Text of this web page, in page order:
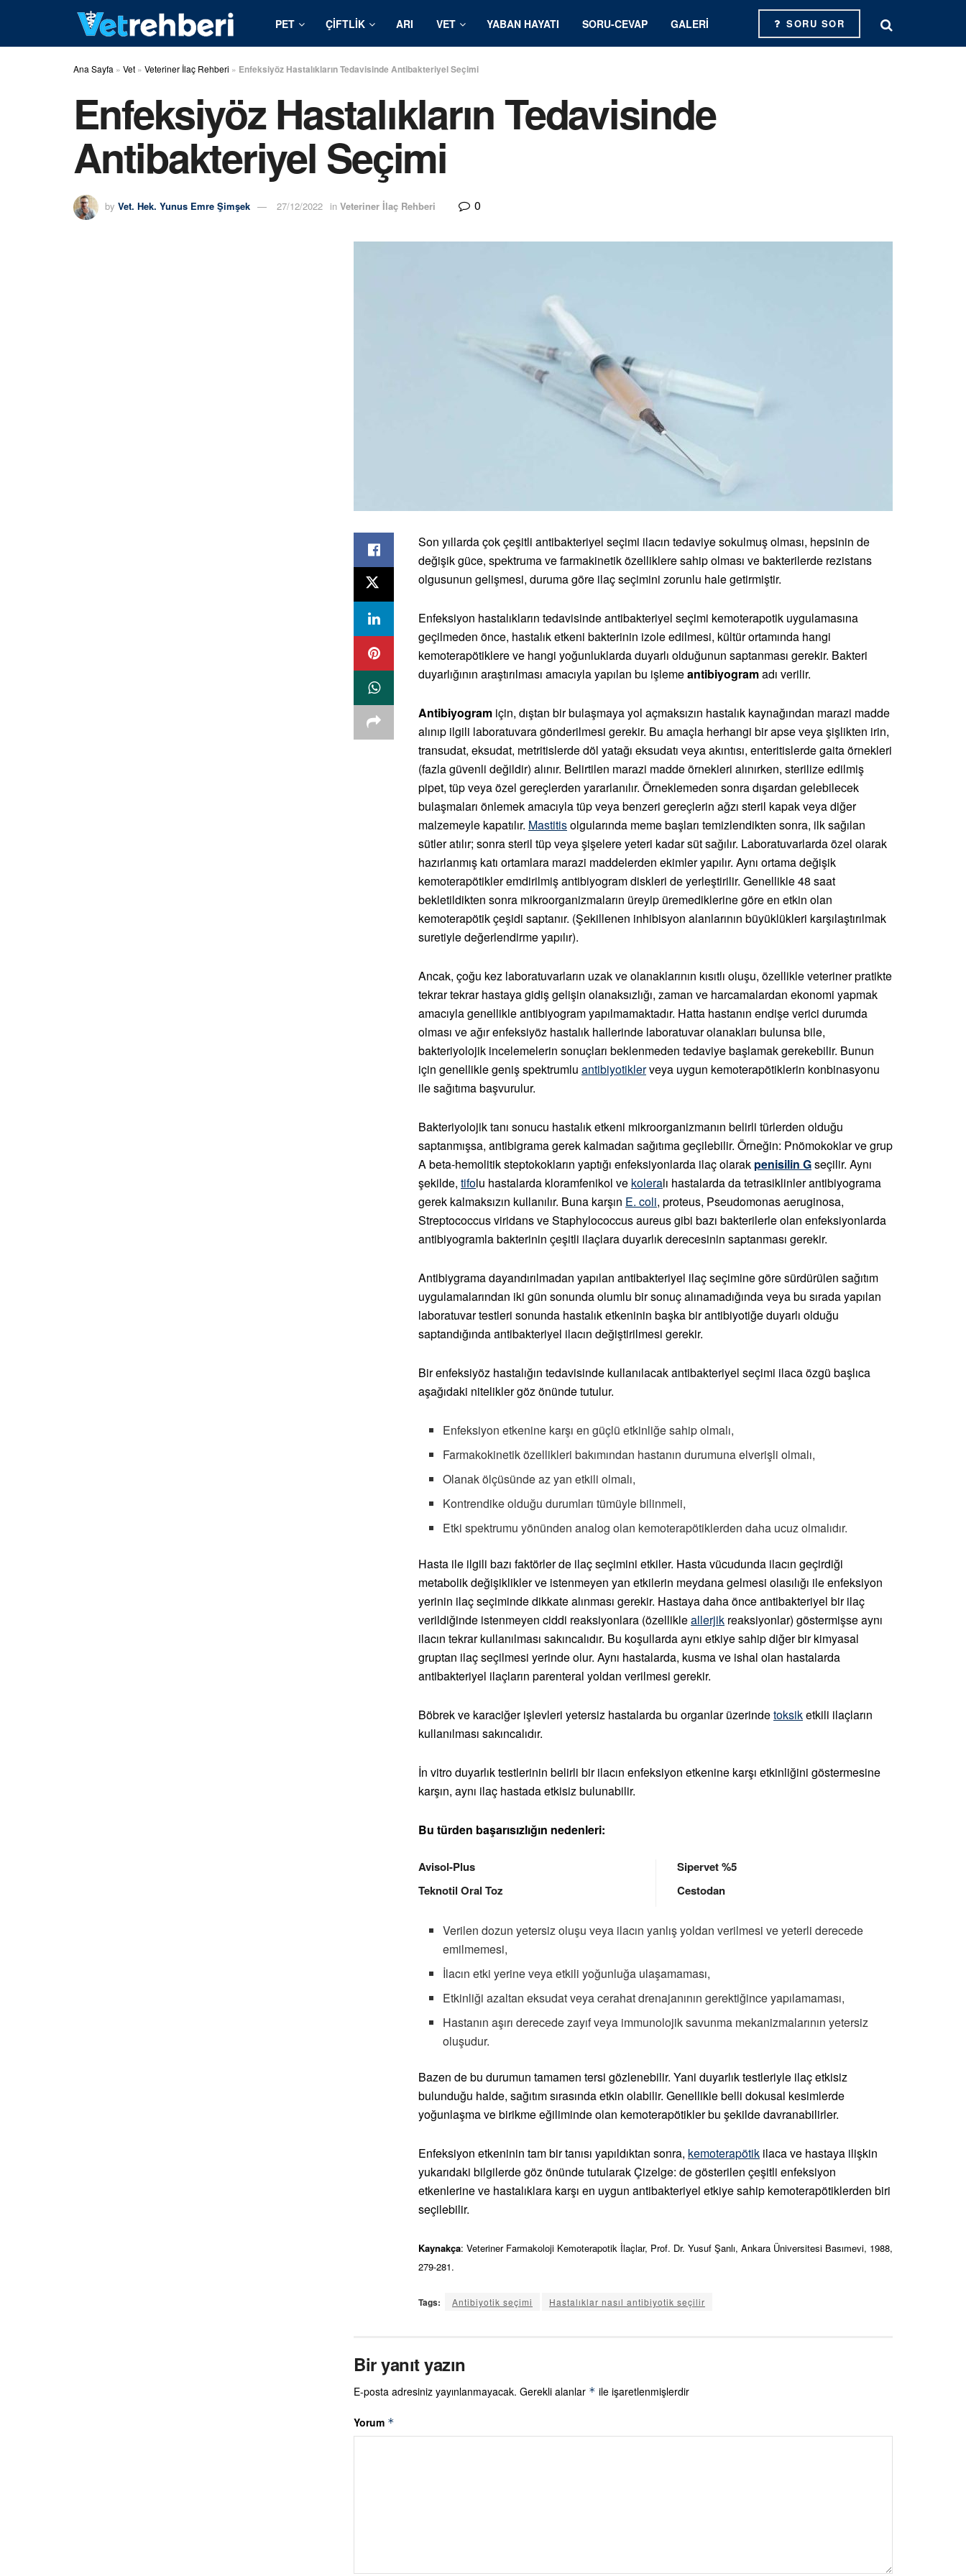
PET ÇIFTLIK ARI VET YABAN HAYATI SORU-CEVAP GALERI SORU SOR
Ana Sayfa » Vet » Veteriner İlaç Rehberi » Enfeksiyöz Hastalıkların Tedavisinde Antibakteriyel Seçimi
Enfeksiyöz Hastalıkların Tedavisinde
Antibakteriyel Seçimi
by Vet. Hek. Yunus Emre Şimşek 27/12/2022 in Veteriner İlaç Rehberi 0
Son yıllarda çok çeşitli antibakteriyel seçimi ilacın tedaviye sokulmuş olması, hepsinin de
değişik güce, spektruma ve farmakinetik özelliklere sahip olması ve bakterilerde rezistans
olgusunun gelişmesi, duruma göre ilaç seçimini zorunlu hale getirmiştir.
Enfeksiyon hastalıkların tedavisinde antibakteriyel seçimi kemoterapotik uygulamasına
geçilmeden önce, hastalık etkeni bakterinin izole edilmesi, kültür ortamında hangi
kemoterapötiklere ve hangi yoğunluklarda duyarlı olduğunun saptanması gerekir. Bakteri
duyarlığının araştırılması amacıyla yapılan bu işlemeantibiyogramadı verilir.
Antibiyogram için, dıştan bir bulaşmaya yol açmaksızın hastalık kaynağından marazi madde
alınıp ilgili laboratuvara gönderilmesi gerekir. Bu amaçla herhangi bir apse veya şişlikten irin,
transudat, eksudat, metritislerde döl yatağı eksudatı veya akıntısı, enteritislerde gaita örnekleri
(fazla güvenli değildir) alınır. Belirtilen marazi madde örnekleri alınırken, sterilize edilmiş
pipet, tüp veya özel gereçlerden yararlanılır. Örneklemeden sonra dışardan gelebilecek
bulaşmaları önlemek amacıyla tüp veya benzeri gereçlerin ağzı steril kapak veya diğer
malzemeyle kapatılır. Mastitisolgularında meme başları temizlendikten sonra, ilk sağılan
sütler atılır; sonra steril tüp veya şişelere yeteri kadar süt sağılır. Laboratuvarlarda özel olarak
hazırlanmış katı ortamlara marazi maddelerden ekimler yapılır. Aynı ortama değişik
kemoterapötikler emdirilmiş antibiyogram diskleri de yerleştirilir. Genellikle 48 saat
bekletildikten sonra mikroorganizmaların üreyip üremediklerine göre en etkin olan
kemoterapötik çeşidi saptanır. (Şekillenen inhibisyon alanlarının büyüklükleri karşılaştırılmak
suretiyle değerlendirme yapılır).
Ancak, çoğu kez laboratuvarların uzak ve olanaklarının kısıtlı oluşu, özellikle veteriner pratikte
tekrar tekrar hastaya gidiş gelişin olanaksızlığı, zaman ve harcamalardan ekonomi yapmak
amacıyla genellikle antibiyogram yapılmamaktadır. Hatta hastanın endişe verici durumda
olması ve ağır enfeksiyöz hastalık hallerinde laboratuvar olanakları bulunsa bile,
bakteriyolojik incelemelerin sonuçları beklenmeden tedaviye başlamak gerekebilir. Bunun
için genellikle geniş spektrumlu antibiyotiklerveya uygun kemoterapötiklerin konbinasyonu
ile sağıtıma başvurulur.
Bakteriyolojik tanı sonucu hastalık etkeni mikroorganizmanın belirli türlerden olduğu
saptanmışsa, antibigrama gerek kalmadan sağıtıma geçilebilir. Örneğin: Pnömokoklar ve grup
A beta-hemolitik steptokokların yaptığı enfeksiyonlarda ilaç olarak penisilin Gseçilir. Aynı
şekilde, tifolu hastalarda kloramfenikol ve koleralı hastalarda da tetrasiklinler antibiyograma
gerek kalmaksızın kullanılır. Buna karşın E. coli, proteus, Pseudomonas aeruginosa,
Streptococcus viridans ve Staphylococcus aureus gibi bazı bakterilerle olan enfeksiyonlarda
antibiyogramla bakterinin çeşitli ilaçlara duyarlık derecesinin saptanması gerekir.
Antibiygrama dayandırılmadan yapılan antibakteriyel ilaç seçimine göre sürdürülen sağıtım
uygulamalarından iki gün sonunda olumlu bir sonuç alınamadığında veya bu sırada yapılan
laboratuvar testleri sonunda hastalık etkeninin başka bir antibiyotiğe duyarlı olduğu
saptandığında antibakteriyel ilacın değiştirilmesi gerekir.
Bir enfeksiyöz hastalığın tedavisinde kullanılacak antibakteriyel seçimi ilaca özgü başlıca
aşağıdaki nitelikler göz önünde tutulur.
Enfeksiyon etkenine karşı en güçlü etkinliğe sahip olmalı,
Farmakokinetik özellikleri bakımından hastanın durumuna elverişli olmalı,
Olanak ölçüsünde az yan etkili olmalı,
Kontrendike olduğu durumları tümüyle bilinmeli,
Etki spektrumu yönünden analog olan kemoterapötiklerden daha ucuz olmalıdır.
Hasta ile ilgili bazı faktörler de ilaç seçimini etkiler. Hasta vücudunda ilacın geçirdiği
metabolik değişiklikler ve istenmeyen yan etkilerin meydana gelmesi olasılığı ile enfeksiyon
yerinin ilaç seçiminde dikkate alınması gerekir. Hastaya daha önce antibakteriyel bir ilaç
verildiğinde istenmeyen ciddi reaksiyonlara (özellikleallerjik reaksiyonlar) göstermişse aynı
ilacın tekrar kullanılması sakıncalıdır. Bu koşullarda aynı etkiye sahip diğer bir kimyasal
gruptan ilaç seçilmesi yerinde olur. Aynı hastalarda, kusma ve ishal olan hastalarda
antibakteriyel ilaçların parenteral yoldan verilmesi gerekir.
Böbrek ve karaciğer işlevleri yetersiz hastalarda bu organlar üzerindetoksiketkili ilaçların
kullanılması sakıncalıdır.
İn vitro duyarlık testlerinin belirli bir ilacın enfeksiyon etkenine karşı etkinliğini göstermesine
karşın, aynı ilaç hastada etkisiz bulunabilir.
Bu türden başarısızlığın nedenleri:
Avisol-Plus
Teknotil Oral Toz
Sipervet %5
Cestodan
Verilen dozun yetersiz oluşu veya ilacın yanlış yoldan verilmesi ve yeterli derecede
emilmemesi,
İlacın etki yerine veya etkili yoğunluğa ulaşamaması,
Etkinliği azaltan eksudat veya cerahat drenajanının gerektiğince yapılamaması,
Hastanın aşırı derecede zayıf veya immunolojik savunma mekanizmalarının yetersiz
oluşudur.
Bazen de bu durumun tamamen tersi gözlenebilir. Yani duyarlık testleriyle ilaç etkisiz
bulunduğu halde, sağıtım sırasında etkin olabilir. Genellikle belli dokusal kesimlerde
yoğunlaşma ve birikme eğiliminde olan kemoterapötikler bu şekilde davranabilirler.
Enfeksiyon etkeninin tam bir tanısı yapıldıktan sonra, kemoterapötik ilaca ve hastaya ilişkin
yukarıdaki bilgilerde göz önünde tutularak Çizelge: de gösterilen çeşitli enfeksiyon
etkenlerine ve hastalıklara karşı en uygun antibakteriyel etkiye sahip kemoterapötiklerden biri
seçilebilir.
Kaynakça: Veteriner Farmakoloji Kemoterapotik İlaçlar, Prof. Dr. Yusuf Şanlı, Ankara Üniversitesi Basımevi, 1988,
279-281.
Tags: Antibiyotik seçimi Hastalıklar nasıl antibiyotik seçilir
Bir yanıt yazın
E-posta adresiniz yayınlanmayacak. Gerekli alanlar * ile işaretlenmişlerdir
Yorum *